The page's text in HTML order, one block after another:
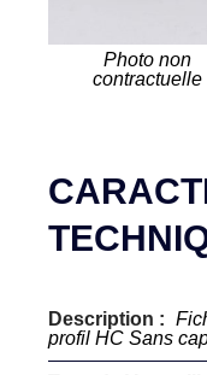
Photo non
contractuelle
Description :
profil HC Sans